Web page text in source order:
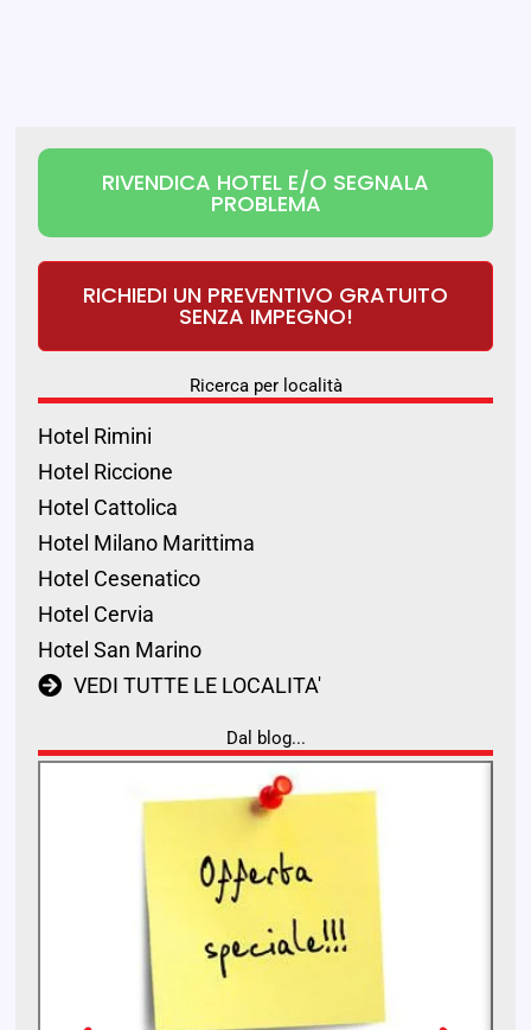
RIVENDICA HOTEL E/O SEGNALA
PROBLEMA
RICHIEDI UN PREVENTIVO GRATUITO
SENZA IMPEGNO!
Ricerca per località
Hotel Rimini
Hotel Riccione
Hotel Cattolica
Hotel Milano Marittima
Hotel Cesenatico
Hotel Cervia
Hotel San Marino
VEDI TUTTE LE LOCALITA'
Dal blog...